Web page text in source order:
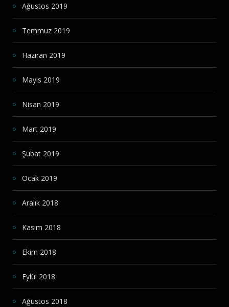
Ağustos 2019
Temmuz 2019
Haziran 2019
Mayıs 2019
Nisan 2019
Mart 2019
Şubat 2019
Ocak 2019
Aralık 2018
Kasım 2018
Ekim 2018
Eylül 2018
Ağustos 2018